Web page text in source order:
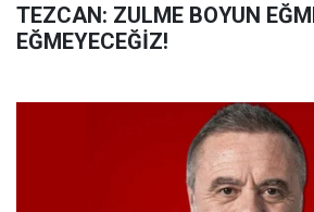
TEZCAN: ZULME BOYUN
EĞMEYECEĞİZ!